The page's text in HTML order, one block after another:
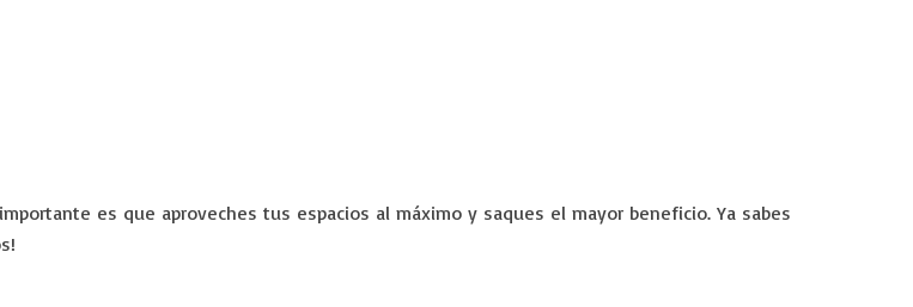
es que aproveches tus espacios al máximo y saques el mayor beneficio. Ya sabes